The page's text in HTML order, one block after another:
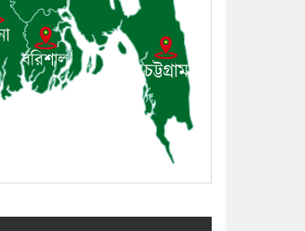
১০। দাউদকান্দিতে ইউপি সদস্যকে
মারধরের চেষ্টা ও প্রাণনাশের হুমকির
অভিযোগ